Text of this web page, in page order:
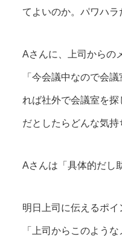
てよいのか。パワハ
Aさんに、上司からの
「今会議中なので会
れば社外で会議室を
だとしたらどんな気持
Aさんは「具体的だし
明日上司に伝えるポイ
「上司からこのよう